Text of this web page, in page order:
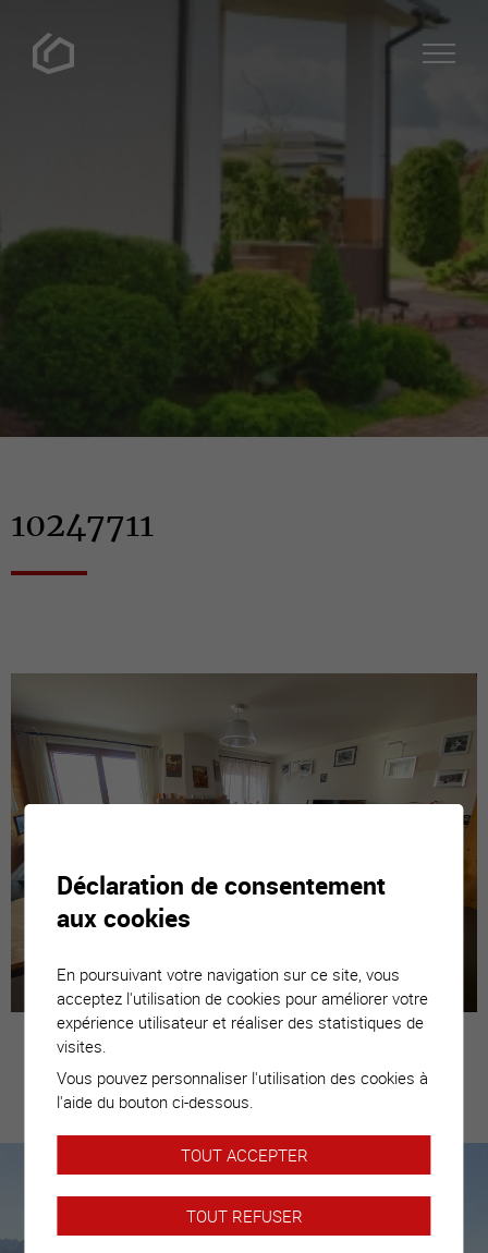
10247711
Estimez votre
bien
Nous sommes là pour vous
accompagner
Déclaration de consentement
aux cookies
En poursuivant votre navigation sur ce site, vous
acceptez l'utilisation de cookies pour améliorer votre
expérience utilisateur et réaliser des statistiques de
visites.
Vous pouvez personnaliser l'utilisation des cookies à
l'aide du bouton ci-dessous.
TOUT ACCEPTER
TOUT REFUSER